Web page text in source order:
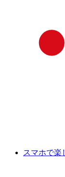
スマホで楽